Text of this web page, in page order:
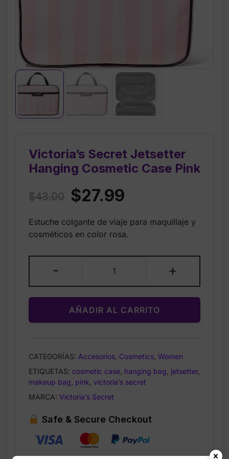
Victoria’s Secret Jetsetter
Hanging Cosmetic Case Pink
$43.00 Original
was:
$27.99
is:
Estuche colgante de viaje para maquillaje y
cosméticos en color rosa.
-
Secret
Jetsetter
Hanging
Cosmetic
Case
+
AÑADIR AL CARRITO
CATEGORÍAS: Accesorios, Cosmetics, Women
ETIQUETAS: cosmetic case, hanging bag, jetsetter,
makeup bag, pink, victoria’s secret
MARCA: Victoria’s Secret
Safe & Secure Checkout